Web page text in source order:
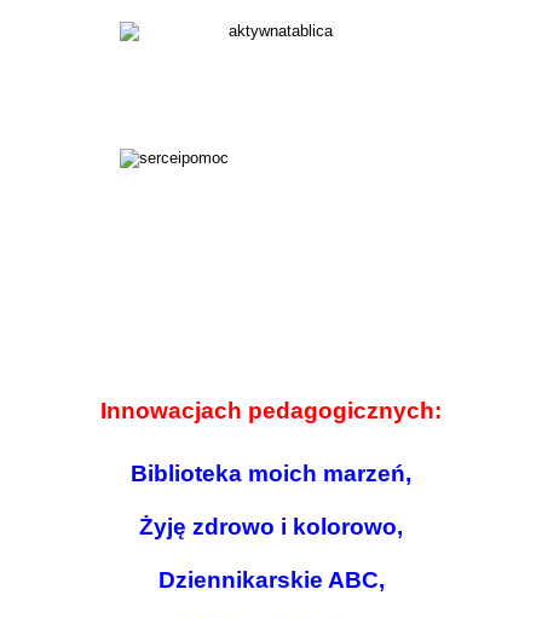
Innowacjach pedagogicznych:
Biblioteka moich marzeń,
Żyję zdrowo i kolorowo,
Dziennikarskie ABC,